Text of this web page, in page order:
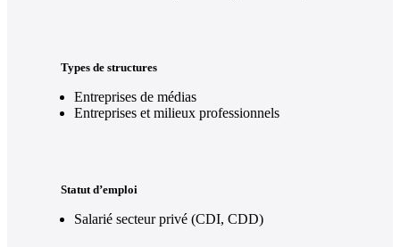
Types de structures
Entreprises de médias
Entreprises et milieux professionnels
Statut d’emploi
Salarié secteur privé (CDI, CDD)